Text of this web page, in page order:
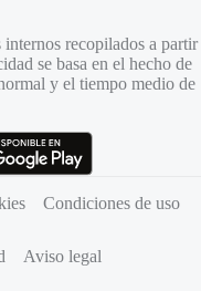
internos recopilados a partir
se basa en el hecho de
y el tiempo medio de
Condiciones de uso
Aviso legal